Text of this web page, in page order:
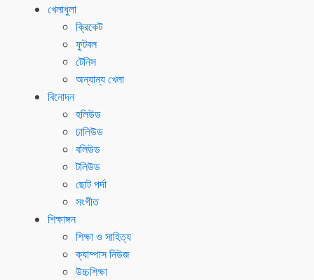
খেলাধুলা
ক্রিকেট
ফুটবল
টেনিস
অন্যান্য খেলা
বিনোদন
হলিউড
ঢালিউড
বলিউড
টলিউড
ছোট পর্দা
সংগীত
শিক্ষাঙ্গন
শিক্ষা ও সাহিত্য
ক্যাম্পাস নিউজ
উচ্চশিক্ষা